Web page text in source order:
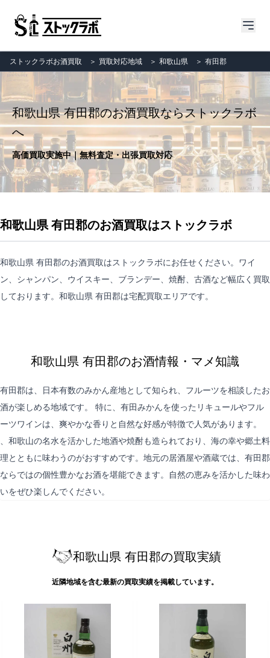
ストックラボお酒買取 ＞ 買取対応地域 ＞ 和歌山県 ＞ 有田郡
和歌山県 有田郡のお酒買取ならストックラボ
へ
高価買取実施中｜無料査定・出張買取対応
和歌山県 有田郡のお酒買取はストックラボ
和歌山県 有田郡のお酒買取はストックラボにお任せください。ワイ
ン、シャンパン、ウイスキー、ブランデー、焼酎、古酒など幅広く買取
しております。和歌山県 有田郡は宅配買取エリアです。
和歌山県 有田郡のお酒情報・マメ知識
有田郡は、日本有数のみかん産地として知られ、フルーツを相談したお
酒が楽しめる地域です。 特に、有田みかんを使ったリキュールやフル
ーツワインは、爽やかな香りと自然な好感が特徴で人気があります。
、和歌山の名水を活かした地酒や焼酎も造られており、海の幸や郷土料
理とともに味わうのがおすすめです。地元の居酒屋や酒蔵では、有田郡
ならではの個性豊かなお酒を堪能できます。自然の恵みを活かした味わ
いをぜひ楽しんでください。
和歌山県 有田郡の買取実績
近隣地域を含む最新の買取実績を掲載しています。